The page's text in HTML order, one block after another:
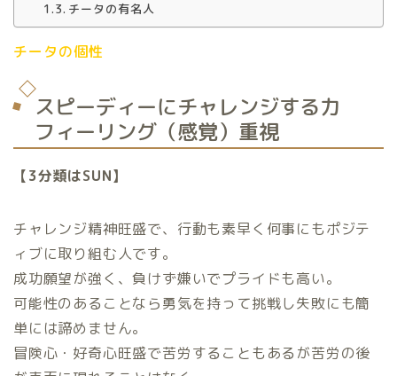
チータの有名人
チータの個性
スピーディーにチャレンジする力
フィーリング（感覚）重視
【3分類はSUN】
チャレンジ精神旺盛で、行動も素早く何事にもポジテ
ィブに取り組む人です。
成功願望が強く、負けず嫌いでプライドも高い。
可能性のあることなら勇気を持って挑戦し失敗にも簡
単には諦めません。
冒険心・好奇心旺盛で苦労することもあるが苦労の後